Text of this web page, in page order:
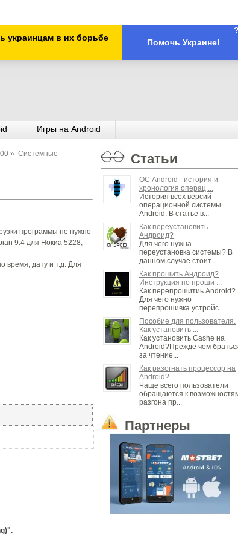
украинцам в их борьбе
Помочь Украине!
?
Игры на Android
» Системные
программы не нужно
9.4 для Нокиа 5228,
время, дату и т.д. Для
Статьи
ОС Android - история и
хронология операц ...
История всех версий
операционной системы
Android. В статье в...
Как переустановить
Андроид?
Для чего нужна
переустановка системы? В
данном случае стоит ...
Как прошить Андроид?
Инструкция по проши ...
Как перепрошитиь Android?
Для чего нужно
перепрошивка устройс...
Пособие для пользователя.
Как установить ...
Как установить Cashe на
Android?Прежде чем
за чтение...
Как разогнать процессор на
Android?
Чаще всего пользователи
обращаются к
разгона пр...
Партнеры